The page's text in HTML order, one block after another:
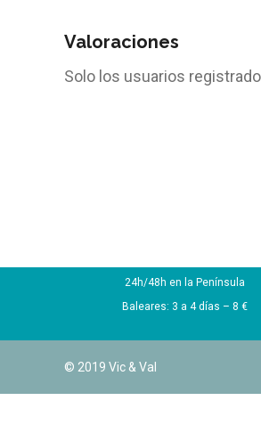
Valoraciones
Solo los usuarios
24h/48h en la Península
Baleares: 3 a 4 días – 8 €
© 2019 Vic & Val